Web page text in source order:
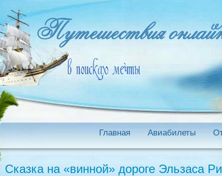
Главная Авиабилеты
Сказка на «винной» дороге Эльзаса